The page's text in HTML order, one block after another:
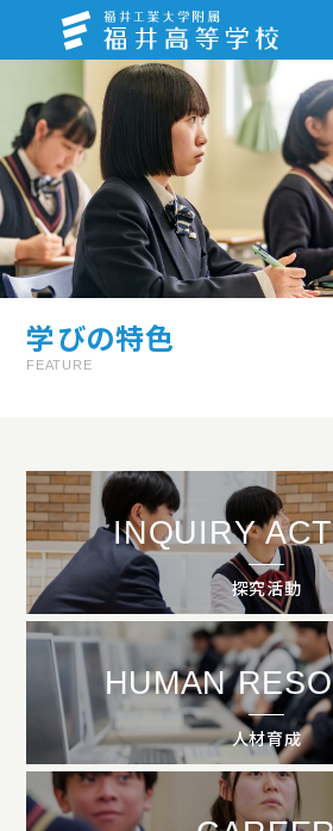
福井高等学校
学校紹介
学びの
学校での取り組み
クラブ
受験生の方へ
在学生
パンフレット
お知らせ
福井中高ポータルサイト
学校紹介動画
アクセス プライバシーポリシー
いじめ防止基本方針
ご
お問い合わせ
資料請求
学びの特色
FEATURE
INQUIRY
探究活動
HUMAN
人材育成